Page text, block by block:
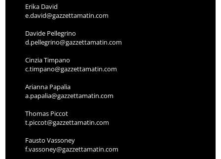
Erika David
e.david@gazzettamatin.com
Davide Pellegrino
d.pellegrino@gazzettamatin.com
Cinzia Timpano
c.timpano@gazzettamatin.com
Arianna Papalia
a.papalia@gazzettamatin.com
Thomas Piccot
t.piccot@gazzettamatin.com
Fausto Vassoney
f.vassoney@gazzettamatin.com